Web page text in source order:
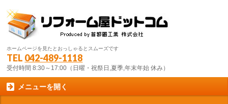
ホームページを見たとおっしゃるとスムーズです
TEL 042-489-1118
受付時間 8:30～17:00（日曜・祝祭日,夏季,年末年始 休み）
メニューを開く